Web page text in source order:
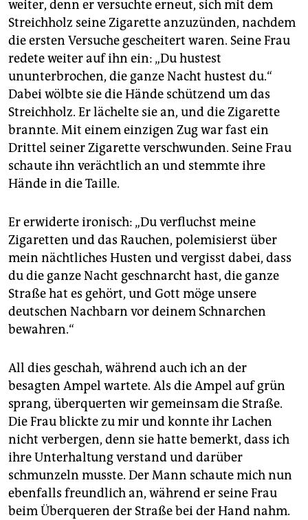
weiter, denn er versuchte erneut, sich mit dem
Streichholz seine Zigarette anzuzünden, nachdem
die ersten Versuche gescheitert waren. Seine Frau
redete weiter auf ihn ein: „Du hustest
ununterbrochen, die ganze Nacht hustest du.“
Dabei wölbte sie die Hände schützend um das
Streichholz. Er lächelte sie an, und die Zigarette
brannte. Mit einem einzigen Zug war fast ein
Drittel seiner Zigarette verschwunden. Seine Frau
schaute ihn verächtlich an und stemmte ihre
Hände in die Taille.
Er erwiderte ironisch: „Du verfluchst meine
Zigaretten und das Rauchen, polemisierst über
mein nächtliches Husten und vergisst dabei, dass
du die ganze Nacht geschnarcht hast, die ganze
Straße hat es gehört, und Gott möge unsere
deutschen Nachbarn vor deinem Schnarchen
bewahren.“
All dies geschah, während auch ich an der
besagten Ampel wartete. Als die Ampel auf grün
sprang, überquerten wir gemeinsam die Straße.
Die Frau blickte zu mir und konnte ihr Lachen
nicht verbergen, denn sie hatte bemerkt, dass ich
ihre Unterhaltung verstand und darüber
schmunzeln musste. Der Mann schaute mich nun
ebenfalls freundlich an, während er seine Frau
beim Überqueren der Straße bei der Hand nahm.